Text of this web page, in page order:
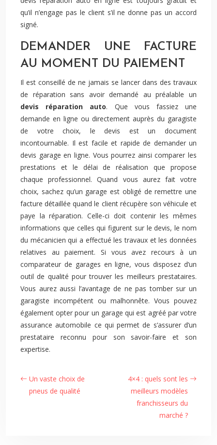
qu’il n’engage pas le client s’il ne donne pas un accord
signé.
DEMANDER UNE FACTURE
AU MOMENT DU PAIEMENT
Il est conseillé de ne jamais se lancer dans des travaux
de réparation sans avoir demandé au préalable un
devis réparation auto. Que vous fassiez une
demande en ligne ou directement auprès du garagiste
de votre choix, le devis est un document
incontournable. Il est facile et rapide de demander un
devis garage en ligne. Vous pourrez ainsi comparer les
prestations et le délai de réalisation que propose
chaque professionnel. Quand vous aurez fait votre
choix, sachez qu’un garage est obligé de remettre une
facture détaillée quand le client récupère son véhicule et
paye la réparation. Celle-ci doit contenir les mêmes
informations que celles qui figurent sur le devis, le nom
du mécanicien qui a effectué les travaux et les données
relatives au paiement. Si vous avez recours à un
comparateur de garages en ligne, vous disposez d’un
outil de qualité pour trouver les meilleurs prestataires.
Vous aurez aussi l’avantage de ne pas tomber sur un
garagiste incompétent ou malhonnête. Vous pouvez
également opter pour un garage qui est agréé par votre
assurance automobile ce qui permet de s’assurer d’un
prestataire reconnu pour son savoir-faire et son
expertise.
Un vaste choix de
pneus de qualité
4×4 : quels sont les
meilleurs modèles
franchisseurs du
marché ?